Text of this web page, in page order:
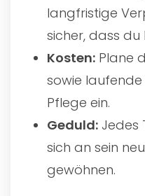
langfristige
sicher, dass du
Kosten: Plane
sowie
Pflege ein.
Geduld: Jedes
sich an sein
gewöhnen.